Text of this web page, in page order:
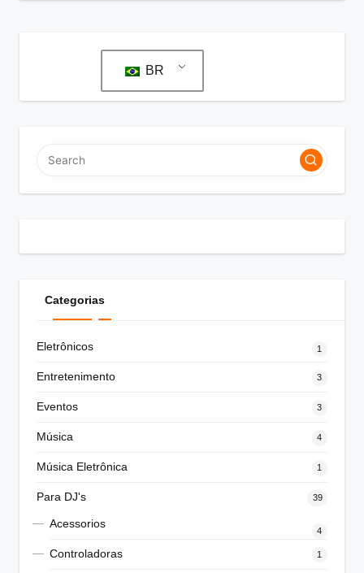
BR
Categorias
Eletrônicos 1
Entretenimento 3
Eventos 3
Música 4
Música Eletrônica 1
Para DJ's 39
Acessorios
4
Controladoras 1